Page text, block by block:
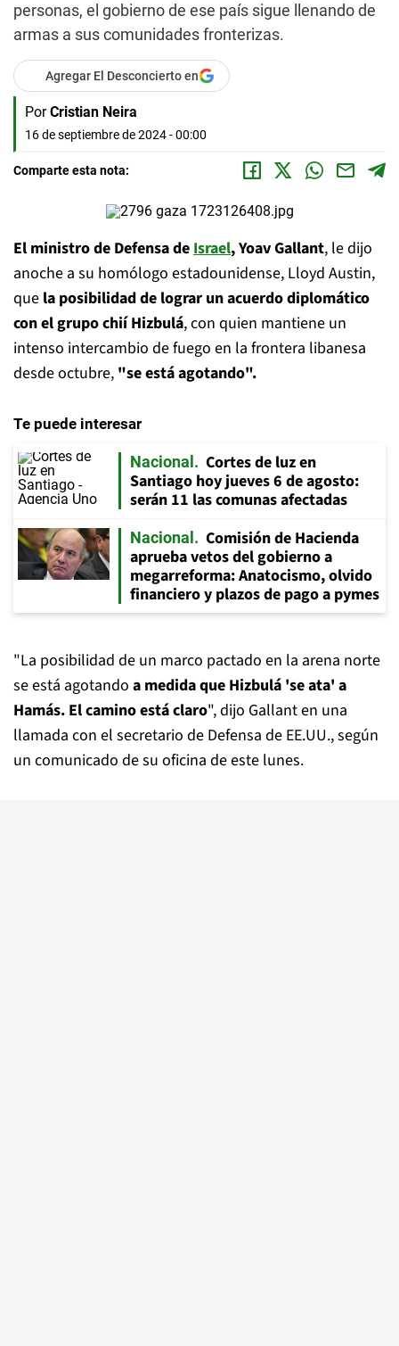
personas, el gobierno de ese país sigue llenando de
armas a sus comunidades fronterizas.
Agregar El Desconcierto en
Por Cristian Neira
16 de septiembre de 2024 - 00:00
Comparte esta nota:
El ministro de Defensa deIsrael, Yoav Gallant, le dijo
anoche a su homólogo estadounidense, Lloyd Austin,
que la posibilidad de lograr un acuerdo diplomático
con el grupo chií Hizbulá, con quien mantiene un
intenso intercambio de fuego en la frontera libanesa
desde octubre, "se está agotando".
Te puede interesar
Nacional
Cortes de luz en
Santiago hoy jueves 6 de agosto:
serán 11 las comunas afectadas
Nacional
Comisión de Hacienda
aprueba vetos del gobierno a
megarreforma: Anatocismo, olvido
financiero y plazos de pago a pymes
"La posibilidad de un marco pactado en la arena norte
se está agotando a medida que Hizbulá 'se ata' a
Hamás. El camino está claro", dijo Gallant en una
llamada con el secretario de Defensa de EE.UU., según
un comunicado de su oficina de este lunes.